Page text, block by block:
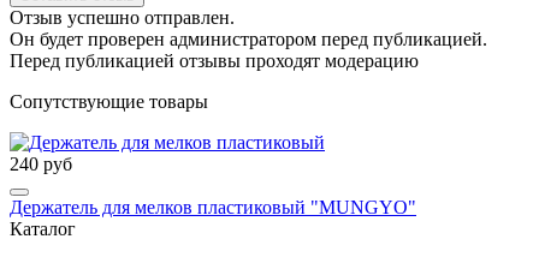
Отзыв успешно отправлен.
Он будет проверен администратором перед публикацией.
Перед публикацией отзывы проходят модерацию
Сопутствующие товары
240 руб
Держатель для мелков пластиковый "MUNGYO"
Каталог